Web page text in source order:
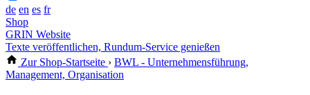
de en es fr
Shop
GRIN Website
Texte veröffentlichen, Rundum-Service genießen
Zur Shop-Startseite › BWL - Unternehmensführung,
Management, Organisation